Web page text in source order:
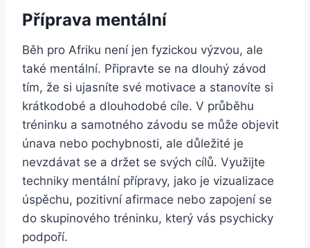
Příprava mentální
Běh pro Afriku není jen fyzickou výzvou, ale
také mentální. Připravte se na dlouhý závod
tím, že si ujasníte své motivace a stanovíte si
krátkodobé a dlouhodobé cíle. V průběhu
tréninku a samotného závodu se může objevit
únava nebo pochybnosti, ale důležité je
nevzdávat se a držet se svých cílů. Využijte
techniky mentální přípravy, jako je vizualizace
úspěchu, pozitivní afirmace nebo zapojení se
do skupinového tréninku, který vás psychicky
podpoří.